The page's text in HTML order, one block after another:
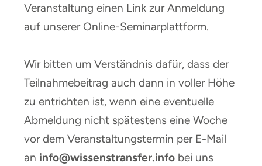
Veranstaltung einen Link zur Anmeldung
auf unserer Online-Seminarplattform.
Wir bitten um Verständnis dafür, dass der
Teilnahmebeitrag auch dann in voller Höhe
zu entrichten ist, wenn eine eventuelle
Abmeldung nicht spätestens eine Woche
vor dem Veranstaltungstermin per E-Mail
an info@wissenstransfer.info bei uns